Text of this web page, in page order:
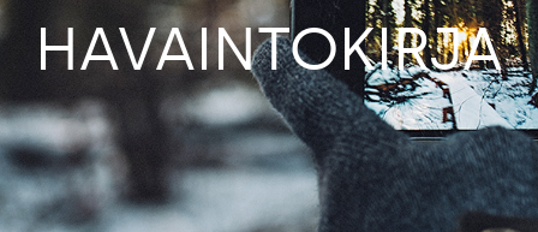
HAVAINTOKIRJA